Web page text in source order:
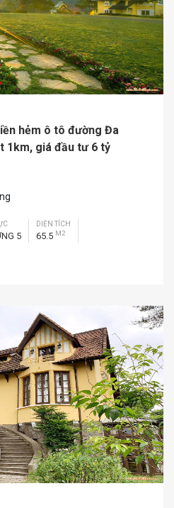
hẻm ô tô đường Đa
1km, giá đầu tư 6 tỷ
5
DIỆN TÍCH
65.5 M2